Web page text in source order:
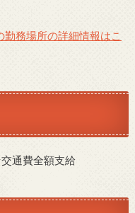
務場所の詳細情報はこ
通費全額支給